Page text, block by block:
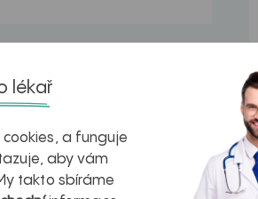
lékař
a funguje
aby vám
takto sbíráme